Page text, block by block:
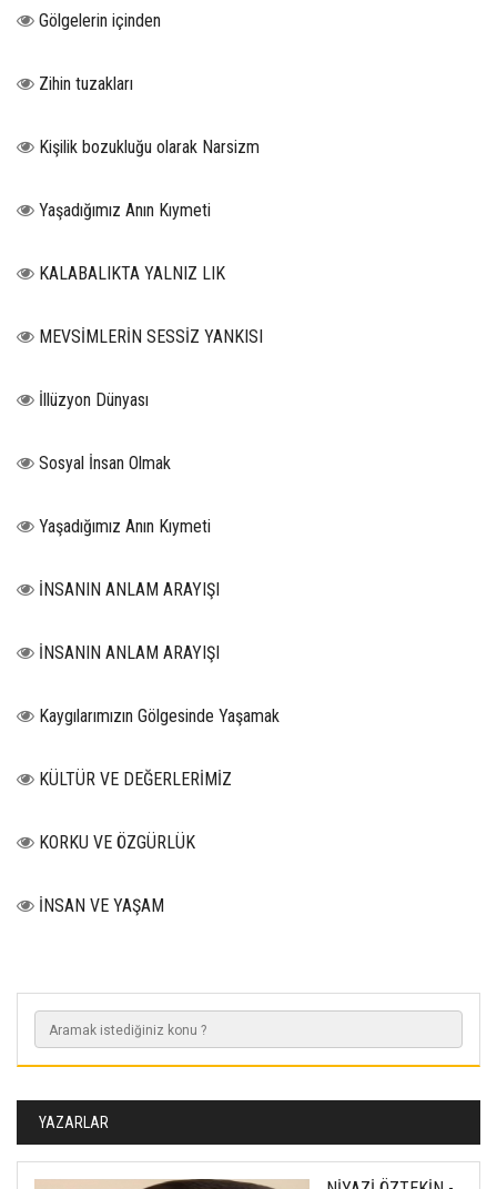
Gölgelerin içinden
Zihin tuzakları
Kişilik bozukluğu olarak Narsizm
Yaşadığımız Anın Kıymeti
KALABALIKTA YALNIZ LIK
MEVSİMLERİN SESSİZ YANKISI
İllüzyon Dünyası
Sosyal İnsan Olmak
Yaşadığımız Anın Kıymeti
İNSANIN ANLAM ARAYIŞI
İNSANIN ANLAM ARAYIŞI
Kaygılarımızın Gölgesinde Yaşamak
KÜLTÜR VE DEĞERLERİMİZ
KORKU VE ÖZGÜRLÜK
İNSAN VE YAŞAM
YAZARLAR